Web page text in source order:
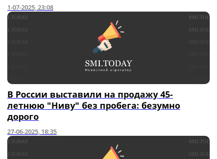
1-07-2025, 23:08
В России выставили на продажу 45-
летнюю "Ниву" без пробега: безумно
дорого
27-06-2025, 18:35